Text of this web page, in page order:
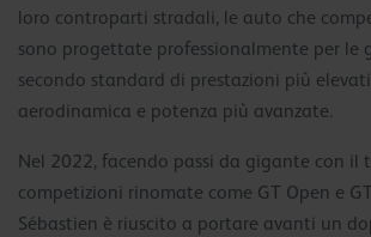
loro controparti stradali, le auto che
sono progettate professionalmente per le
secondo standard di prestazioni più
aerodinamica e potenza più avanzate.
Nel 2022, facendo passi da gigante con il
competizioni rinomate come GT Open e
Sébastien è riuscito a portare avanti un